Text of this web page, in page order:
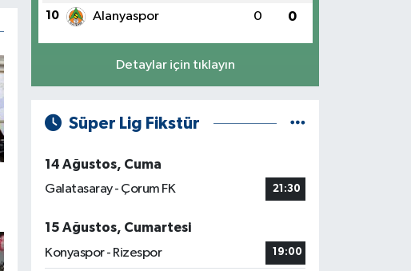
10 Alanyaspor 0 0
Detaylar için tıklayın
Süper Lig Fikstür
14 Ağustos, Cuma
Galatasaray - Çorum FK
21:30
15 Ağustos, Cumartesi
Konyaspor - Rizespor
19:00